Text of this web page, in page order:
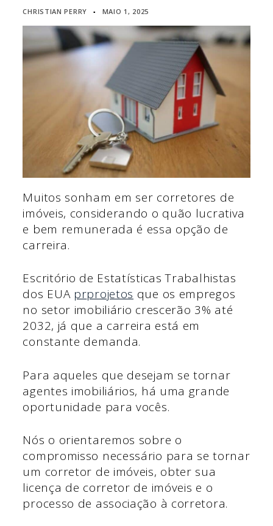
CHRISTIAN PERRY ▪ MAIO 1, 2025
Muitos sonham em ser corretores de
imóveis, considerando o quão lucrativa
e bem remunerada é essa opção de
carreira.
Escritório de Estatísticas Trabalhistas
dos EUA prprojetos que os empregos
no setor imobiliário crescerão 3% até
2032, já que a carreira está em
constante demanda.
Para aqueles que desejam se tornar
agentes imobiliários, há uma grande
oportunidade para vocês.
Nós o orientaremos sobre o
compromisso necessário para se tornar
um corretor de imóveis, obter sua
licença de corretor de imóveis e o
processo de associação à corretora.